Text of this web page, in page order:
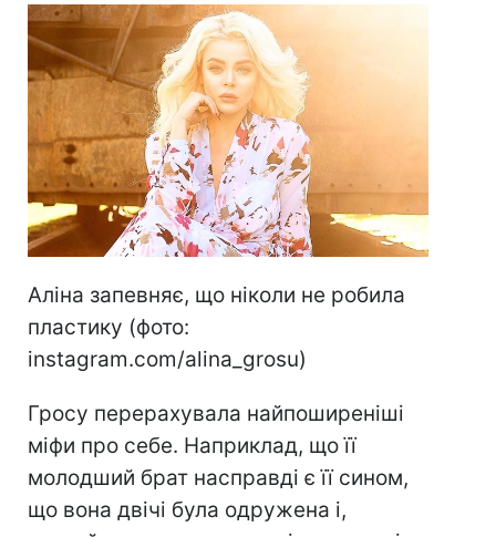
Аліна запевняє, що ніколи не робила
пластику (фото:
instagram.com/alina_grosu)
Гросу перерахувала найпоширеніші
міфи про себе. Наприклад, що її
молодший брат насправді є її сином,
що вона двічі була одружена і,